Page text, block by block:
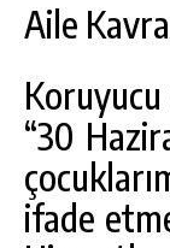
Aile
“30
ifade